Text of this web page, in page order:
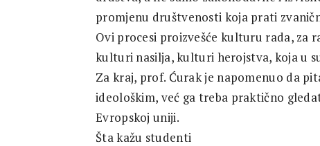
promjenu društvenosti koja prati
Ovi procesi proizvešće kulturu rada, za
kulturi nasilja, kulturi herojstva, koja u
Za kraj, prof. Ćurak je napomenuo da
ideološkim, već ga treba praktično
Evropskoj uniji.
Šta kažu studenti